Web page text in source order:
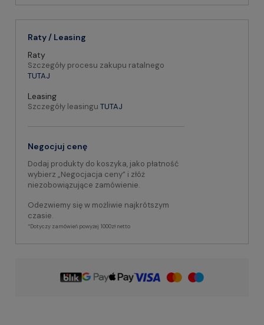
Raty / Leasing
Raty
Szczegóły procesu zakupu ratalnego
TUTAJ
Leasing
Szczegóły leasingu TUTAJ
Negocjuj cenę
Dodaj produkty do koszyka, jako płatność
wybierz „Negocjacja ceny” i złóż
niezobowiązujące zamówienie.
Odezwiemy się w możliwie najkrótszym
czasie.
*Dotyczy zamówień powyżej 1000zł netto